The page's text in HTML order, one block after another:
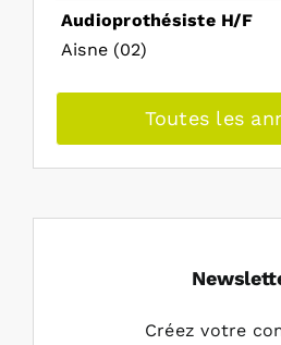
Audioprothésiste H/F
Aisne (02)
Toutes les
Créez votre